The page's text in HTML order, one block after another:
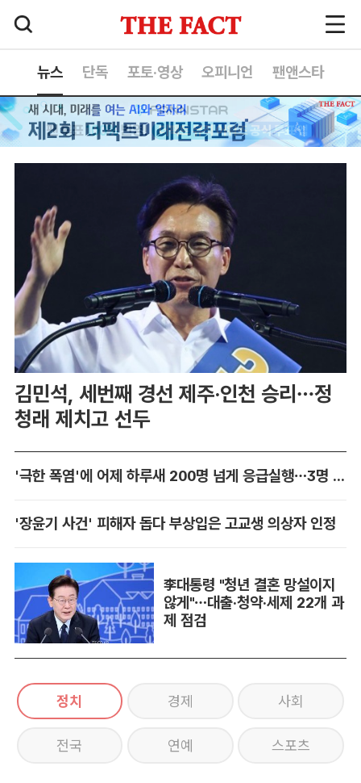
뉴스 단독 포토·영상 오피니언 팬앤스타
김민석, 세번째 경선 제주·인천 승리…정
청래 제치고 선두
'극한 폭염'에 어제 하루새 200명 넘게 응급실행…3명 사망
'장윤기 사건' 피해자 돕다 부상입은 고교생 의상자 인정
李대통령 "청년 결혼 망설이지
않게"…대출·청약·세제 22개 과
제 점검
정치 경제 사회
전국 연예 스포츠